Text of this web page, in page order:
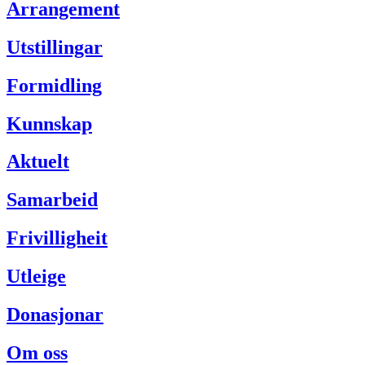
Arrangement
Utstillingar
Formidling
Kunnskap
Aktuelt
Samarbeid
Frivilligheit
Utleige
Donasjonar
Om oss